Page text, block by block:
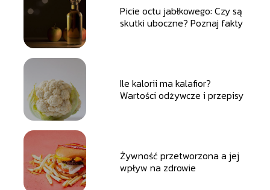
Picie octu jabłkowego: Czy są
skutki uboczne? Poznaj fakty
Ile kalorii ma kalafior?
Wartości odżywcze i przepisy
Żywność przetworzona a jej
wpływ na zdrowie